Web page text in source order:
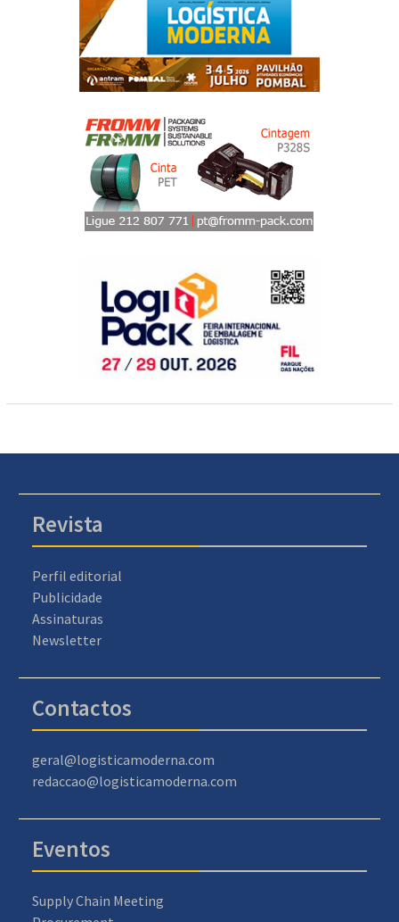
Revista
Perfil editorial
Publicidade
Assinaturas
Newsletter
Contactos
geral@logisticamoderna.com
redaccao@logisticamoderna.com
Eventos
Supply Chain Meeting